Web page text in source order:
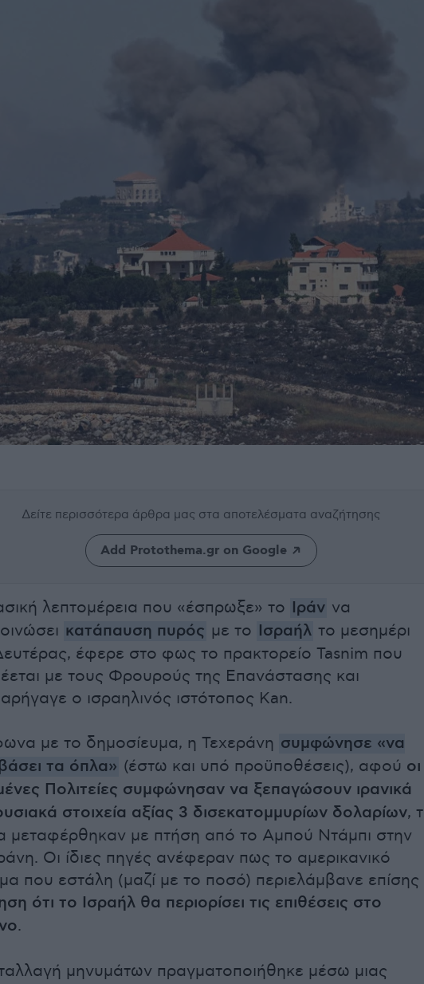
Δείτε περισσότερα άρθρα μας στα αποτελέσματα αναζήτησης
Add Protothema.gr on Google
λεπτομέρεια που «έσπρωξε» το Ιράν να
κατάπαυση πυρός με το Ισραήλ το μεσημέρι
έφερε στο φως το πρακτορείο Tasnim που
με τους Φρουρούς της Επανάστασης και
ο ισραηλινός ιστότοπος Kan.
με το δημοσίευμα, η Τεχεράνη συμφώνησε «να
τα όπλα» (έστω και υπό προϋποθέσεις), αφού οι
Πολιτείες συμφώνησαν να ξεπαγώσουν ιρανικά
στοιχεία αξίας 3 δισεκατομμυρίων δολαρίων,
μεταφέρθηκαν με πτήση από το Αμπού Ντάμπι στην
Οι ίδιες πηγές ανέφεραν πως το αμερικανικό
που εστάλη (μαζί με το ποσό) περιελάμβανε επίσης
ότι το Ισραήλ θα περιορίσει τις επιθέσεις στο
.
μηνυμάτων πραγματοποιήθηκε μέσω μιας